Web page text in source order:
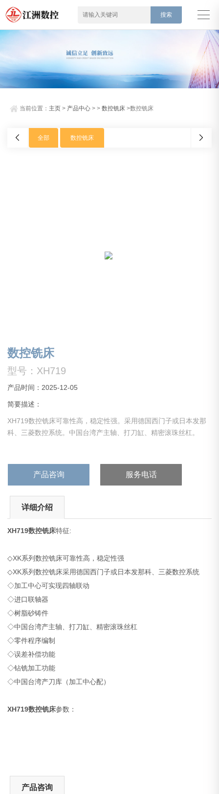
当前位置： 主页 > 产品中心 > >数控铣床 >数控铣床
全部 数控铣床
数控铣床
型号：XH719
产品时间：2025-12-05
简要描述：
XH719数控铣床可靠性高，稳定性强。采用德国西门子或日本发那
科、三菱数控系统。中国台湾产主轴、打刀缸、精密滚珠丝杠。
产品咨询 服务电话
详细介绍
XH719数控铣床特征:
◇XK系列数控铣床可靠性高，稳定性强
◇XK系列数控铣床采用德国西门子或日本发那科、三菱数控系统
◇加工中心可实现四轴联动
◇进口联轴器
◇树脂砂铸件
◇中国台湾产主轴、打刀缸、精密滚珠丝杠
◇零件程序编制
◇误差补偿功能
◇钻铣加工功能
◇中国台湾产刀库（加工中心配）
XH719数控铣床参数：
产品咨询